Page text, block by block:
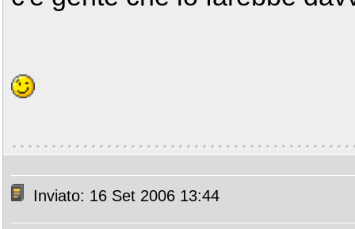
Inviato: 16 Set 2006 13:44